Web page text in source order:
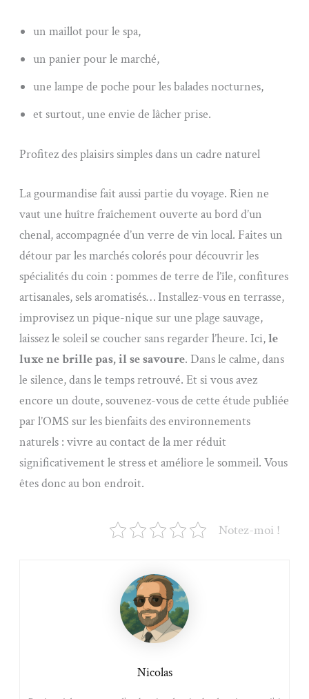
un maillot pour le spa,
un panier pour le marché,
une lampe de poche pour les balades nocturnes,
et surtout, une envie de lâcher prise.
Profitez des plaisirs simples dans un cadre naturel
La gourmandise fait aussi partie du voyage. Rien ne
vaut une huître fraîchement ouverte au bord d’un
chenal, accompagnée d’un verre de vin local. Faites un
détour par les marchés colorés pour découvrir les
spécialités du coin : pommes de terre de l’île, confitures
artisanales, sels aromatisés… Installez-vous en terrasse,
improvisez un pique-nique sur une plage sauvage,
laissez le soleil se coucher sans regarder l’heure. Ici,le
luxe ne brille pas, il se savoure. Dans le calme, dans
le silence, dans le temps retrouvé. Et si vous avez
encore un doute, souvenez-vous de cette étude publiée
par l’OMS sur les bienfaits des environnements
naturels : vivre au contact de la mer réduit
significativement le stress et améliore le sommeil. Vous
êtes donc au bon endroit.
Notez-moi !
Nicolas